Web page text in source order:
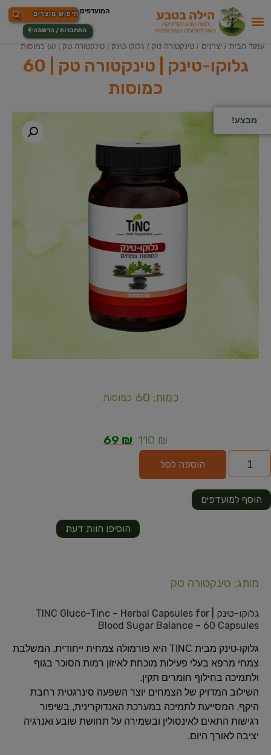
התחברות / הרשמה
עמוד הבית / יצרנים / טינקטורה טק / גלוקו-טינק | טינקטורה טק | 60 כמוסות
גלוקו-טינק | טינקטורה טק | 60
כמוסות
מבצע!
כמות: 60 כמוסות
110 ₪
69 ₪
הוספה לסל
הוסיפו חוות דעת
הוסף למועדפים
מותג: טינקטורה טק
גלוקו-טינק | TINC Gluco-Tinc – Herbal Capsules for
Blood Sugar Balance – 60 Capsules
גלוקו-טינק מבית TINC היא פורמולה צמחית ייחודית, המשלבת
צמחי מרפא בעלי פעילות מוכחת לאיזון רמות הסוכר בגוף
ולתמיכה בחילוף חומרים תקין.
השילוב המדויק של הצמחים יוצר השפעה סינרגטית רחבת
היקף, המסייעת לתמיכה במערכת האנדוקרינית, בשיפור
רגישות התאים לאינסולין ובשמירה על תחושת שובע ואנרגיה
יציבה לאורך היום.